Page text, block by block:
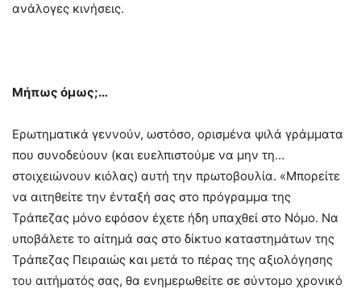
ανάλογες κινήσεις.
Μήπως όμως;…
Ερωτηματικά γεννούν, ωστόσο, ορισμένα ψιλά γράμματα
που συνοδεύουν (και ευελπιστούμε να μην τη…
στοιχειώνουν κιόλας) αυτή την πρωτοβουλία. «Μπορείτε
να αιτηθείτε την ένταξή σας στο πρόγραμμα της
Τράπεζας μόνο εφόσον έχετε ήδη υπαχθεί στο Νόμο. Να
υποβάλετε το αίτημά σας στο δίκτυο καταστημάτων της
Τράπεζας Πειραιώς και μετά το πέρας της αξιολόγησης
του αιτήματός σας, θα ενημερωθείτε σε σύντομο χρονικό